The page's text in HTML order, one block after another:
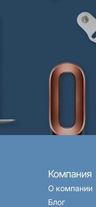
Компания
О компании
Блог